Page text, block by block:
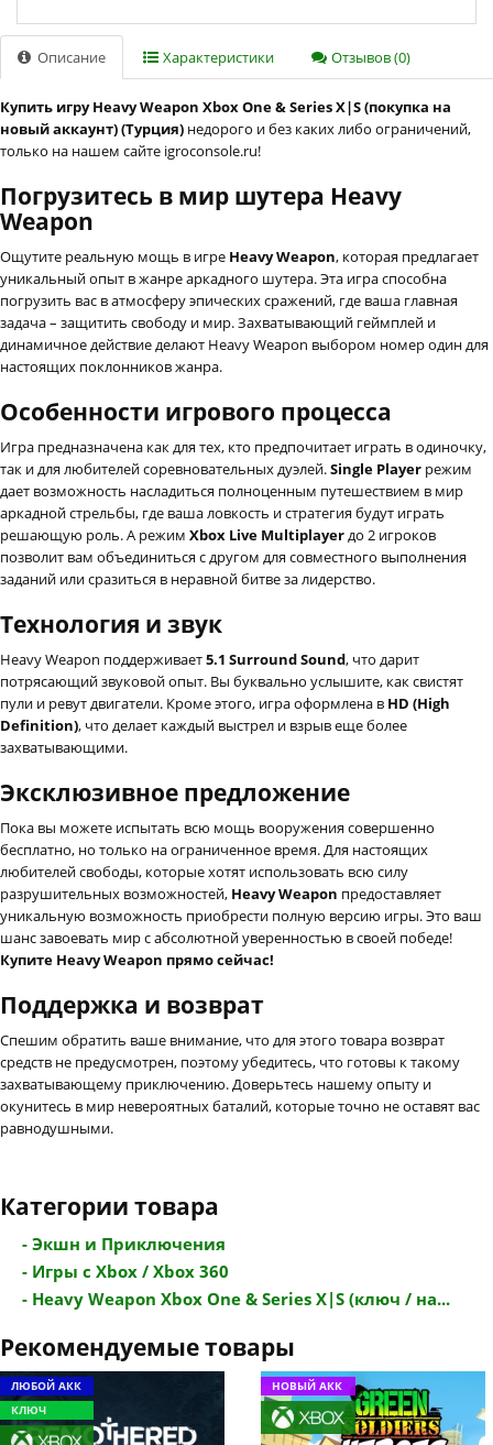
Описание Характеристики Отзывов (0)
Купить игру Heavy Weapon Xbox One & Series X|S (покупка на
новый аккаунт) (Турция) недорого и без каких либо ограничений,
только на нашем сайте igroconsole.ru!
Погрузитесь в мир шутера Heavy
Weapon
Ощутите реальную мощь в игре Heavy Weapon, которая предлагает
уникальный опыт в жанре аркадного шутера. Эта игра способна
погрузить вас в атмосферу эпических сражений, где ваша главная
задача – защитить свободу и мир. Захватывающий геймплей и
динамичное действие делают Heavy Weapon выбором номер один для
настоящих поклонников жанра.
Особенности игрового процесса
Игра предназначена как для тех, кто предпочитает играть в одиночку,
так и для любителей соревновательных дуэлей.Single Player режим
дает возможность насладиться полноценным путешествием в мир
аркадной стрельбы, где ваша ловкость и стратегия будут играть
решающую роль. А режим Xbox Live Multiplayerдо 2 игроков
позволит вам объединиться с другом для совместного выполнения
заданий или сразиться в неравной битве за лидерство.
Технология и звук
Heavy Weapon поддерживает5.1 Surround Sound, что дарит
потрясающий звуковой опыт. Вы буквально услышите, как свистят
пули и ревут двигатели. Кроме этого, игра оформлена в HD (High
Definition), что делает каждый выстрел и взрыв еще более
захватывающими.
Эксклюзивное предложение
Пока вы можете испытать всю мощь вооружения совершенно
бесплатно, но только на ограниченное время. Для настоящих
любителей свободы, которые хотят использовать всю силу
разрушительных возможностей, Heavy Weapon предоставляет
уникальную возможность приобрести полную версию игры. Это ваш
шанс завоевать мир с абсолютной уверенностью в своей победе!
Купите Heavy Weapon прямо сейчас!
Поддержка и возврат
Спешим обратить ваше внимание, что для этого товара возврат
средств не предусмотрен, поэтому убедитесь, что готовы к такому
захватывающему приключению. Доверьтесь нашему опыту и
окунитесь в мир невероятных баталий, которые точно не оставят вас
равнодушными.
Категории товара
- Экшн и Приключения
- Игры с Xbox / Xbox 360
- Heavy Weapon Xbox One & Series X|S (ключ / на...
Рекомендуемые товары
ЛЮБОЙ АКК
КЛЮЧ
НОВЫЙ АКК